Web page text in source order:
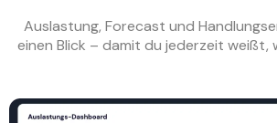
Auslastung, Forecast und
einen Blick – damit du jederzeit weißt,